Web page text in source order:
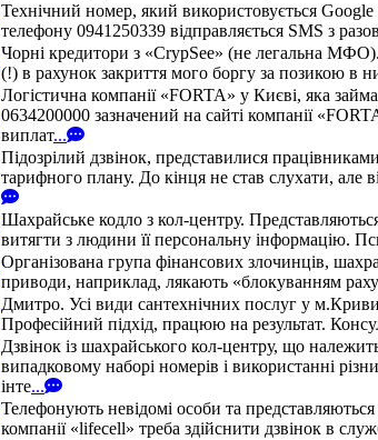
Технічний номер, який використовується
телефону 0941250339 відправляється SMS з
Чорні кредитори з «CrypSee» (не легальна
(!) в рахунок закриття мого боргу за позикою в
Логістична компанії «FORTA» у Києві, яка
0634200000 зазначений на сайті компанії
виплат...
Підозрілий дзвінок, представилися
тарифного плану. До кінця не став слухати, але
Шахрайське кодло з кол-центру.
витягти з людини її персональну інформацію.
Організована група фінансових злочинців,
приводи, наприклад, лякають «блокуванням
Дмитро. Усі види сантехнічних послуг у
Професійний підхід, працюю на результат.
Дзвінок із шахрайського кол-центру, що
випадковому наборі номерів і використанні
інте...
Телефонують невідомі особи та
компанії «lifecell» треба здійснити дзвінок в